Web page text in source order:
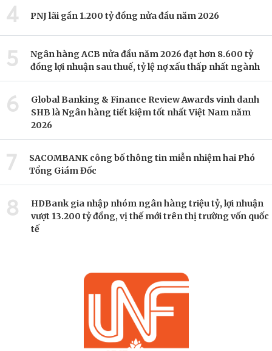
4 PNJ lãi gần 1.200 tỷ đồng nửa đầu năm 2026
5
Ngân hàng ACB nửa đầu năm 2026 đạt hơn 8.600 tỷ
đồng lợi nhuận sau thuế, tỷ lệ nợ xấu thấp nhất ngành
6
Global Banking & Finance Review Awards vinh danh
SHB là Ngân hàng tiết kiệm tốt nhất Việt Nam năm
2026
7
SACOMBANK công bố thông tin miễn nhiệm hai Phó
Tổng Giám Đốc
8
HDBank gia nhập nhóm ngân hàng triệu tỷ, lợi nhuận
vượt 13.200 tỷ đồng, vị thế mới trên thị trường vốn quốc
tế